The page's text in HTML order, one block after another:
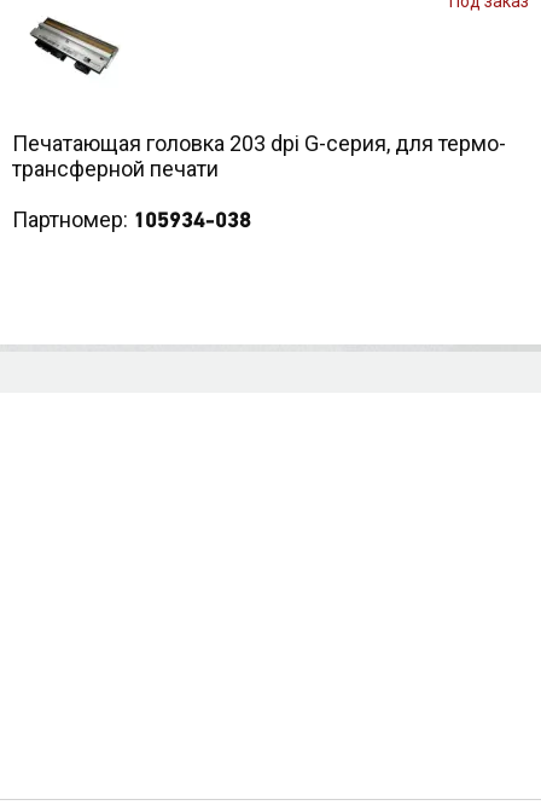
Печатающая головка 203 dpi G-серия, для термо-
трансферной печати
Партномер: 105934-038